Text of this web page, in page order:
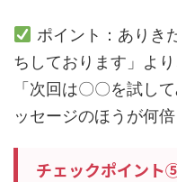
ポイント：ありき
ちしております」よ
「次回は〇〇を試し
ッセージのほうが何倍
チェックポイン